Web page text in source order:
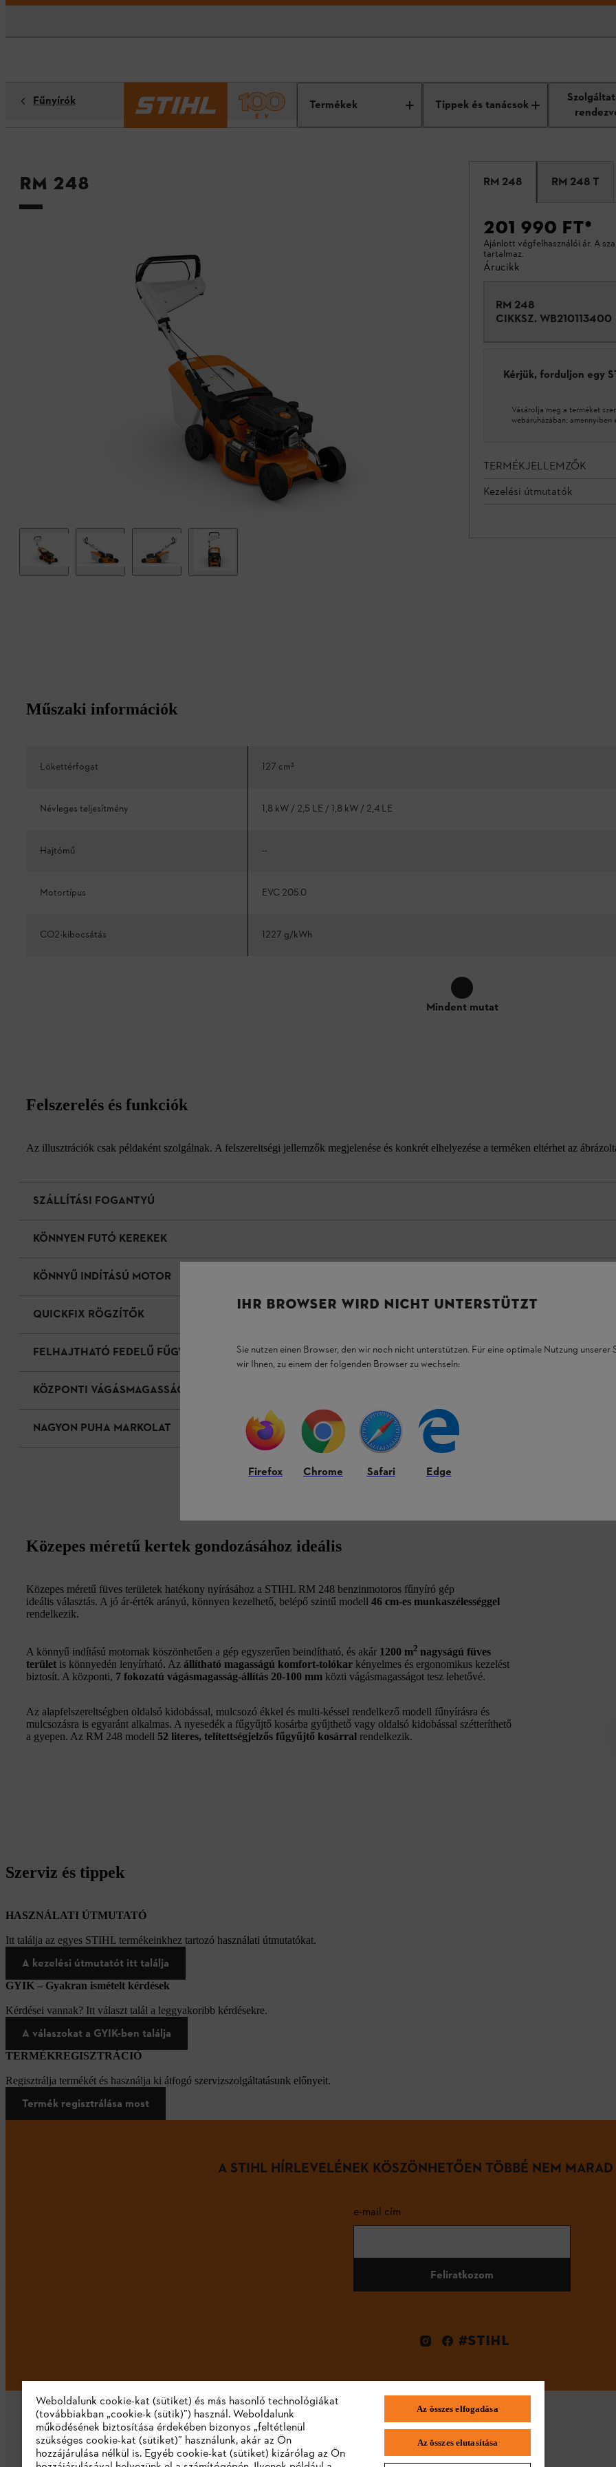
Termékek Tippek és tanácsok
Fűnyírók
RM 248 RM 248 RM 248 T
201 990 FT*
Ajánlott végfelhasználói ár. A
tartalmaz.
Árucikk
RM 248
CIKKSZ. WB210113400
Kérjük, forduljon egy
Vásárolja meg a terméket
webáruházában, amennyiben
TERMÉKJELLEMZŐK
Kezelési útmutatók
Műszaki információk
Lökettérfogat 127 cm³
Névleges teljesítmény 1,8 kW / 2,5 LE / 1,8 kW / 2,4 LE
Hajtómű --
Motortípus EVC 205.0
CO2-kibocsátás 1227 g/kWh
Mindent mutat
Felszerelés és funkciók
Az illusztrációk csak példaként szolgálnak. A felszereltségi jellemzők megjelenése és konkrét elhelyezése a terméken eltérhet az
SZÁLLÍTÁSI FOGANTYÚ
KÖNNYEN FUTÓ KEREKEK
KÖNNYŰ INDÍTÁSÚ MOTOR
QUICKFIX RÖGZÍTŐK
FELHAJTHATÓ FEDELŰ FŰGYŰJTŐ KOSÁR
KÖZPONTI VÁGÁSMAGASSÁG-ÁLLÍTÁS
NAGYON PUHA MARKOLAT
Közepes méretű kertek gondozásához ideális
Közepes méretű füves területek hatékony nyírásához a STIHL RM 248 benzinmotoros fűnyíró gép
ideális választás. A jó ár-érték arányú, könnyen kezelhető, belépő szintű modell 46 cm-es munkaszélességgel
rendelkezik.
A könnyű indítású motornak köszönhetően a gép egyszerűen beindítható, és akár 1200 m2 nagyságú füves
terület is könnyedén lenyírható. Az állítható magasságú komfort-tolókar kényelmes és ergonomikus kezelést
biztosít. A központi, 7 fokozatú vágásmagasság-állítás 20-100 mm közti vágásmagasságot tesz lehetővé.
Az alapfelszereltségben oldalsó kidobással, mulcsozó ékkel és multi-késsel rendelkező modell fűnyírásra és
mulcsozásra is egyaránt alkalmas. A nyesedék a fűgyűjtő kosárba gyűjthető vagy oldalsó kidobással szétteríthető
a gyepen. Az RM 248 modell 52 literes, telítettségjelzős fűgyűjtő kosárral rendelkezik.
Szerviz és tippek
HASZNÁLATI ÚTMUTATÓ
Itt találja az egyes STIHL termékeinkhez tartozó használati útmutatókat.
A kezelési útmutatót itt találja
GYIK – Gyakran ismételt kérdések
Kérdései vannak? Itt választ talál a leggyakoribb kérdésekre.
A válaszokat a GYIK-ben találja
TERMÉKREGISZTRÁCIÓ
Regisztrálja termékét és használja ki átfogó szervizszolgáltatásunk előnyeit.
Termék regisztrálása most
A STIHL HÍRLEVELÉNEK KÖSZÖNHETŐEN TÖBBÉ NEM
e-mail cím
Feliratkozom
#STIHL
IHR BROWSER WIRD NICHT UNTERSTÜTZT
Sie nutzen einen Browser, den wir noch nicht unterstützen. Für eine optimale Nutzung unserer
wir Ihnen, zu einem der folgenden Browser zu wechseln:
Firefox Chrome Safari Edge
Weboldalunk cookie-kat (sütiket) és más hasonló technológiákat
(továbbiakban „cookie-k (sütik)”) használ. Weboldalunk
működésének biztosítása érdekében bizonyos „feltétlenül
szükséges cookie-kat (sütiket)” használunk, akár az Ön
hozzájárulása nélkül is. Egyéb cookie-kat (sütiket) kizárólag az Ön
Az összes elfogadása
Az összes elutasítása